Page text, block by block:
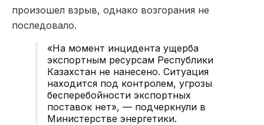
произошел взрыв, однако возгорания не
последовало.
«На момент инцидента ущерба
экспортным ресурсам Республики
Казахстан не нанесено. Ситуация
находится под контролем, угрозы
бесперебойности экспортных
поставок нет», — подчеркнули в
Министерстве энергетики.